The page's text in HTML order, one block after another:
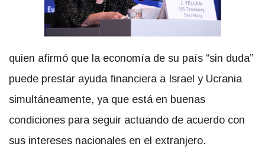
quien afirmó que la economía de su país “sin duda”
puede prestar ayuda financiera a Israel y Ucrania
simultáneamente, ya que está en buenas
condiciones para seguir actuando de acuerdo con
sus intereses nacionales en el extranjero.